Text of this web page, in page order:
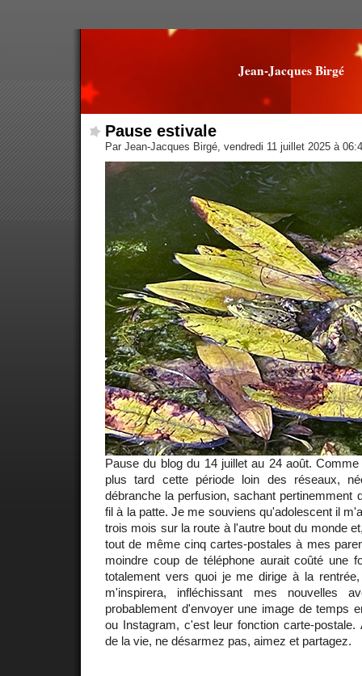
Jean-Jacques Birgé
Pause estivale
Par Jean-Jacques Birgé, vendredi 11 juillet 2025 à
Pause du blog du 14 juillet au 24 août.
plus tard cette période loin des réseaux,
débranche la perfusion, sachant pertinemment
fil à la patte. Je me souviens qu'adolescent il
trois mois sur la route à l'autre bout du monde
tout de même cinq cartes-postales à mes
moindre coup de téléphone aurait coûté une
totalement vers quoi je me dirige à la
m'inspirera, infléchissant mes nouvelles
probablement d'envoyer une image de temps
ou Instagram, c'est leur fonction carte-postale.
de la vie, ne désarmez pas, aimez et partagez.